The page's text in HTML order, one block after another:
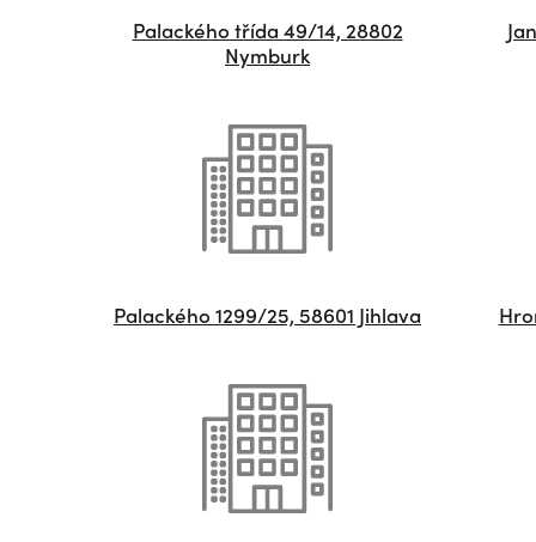
Palackého třída 49/14, 28802
Nymburk
Palackého 1299/25, 58601 Jihlava